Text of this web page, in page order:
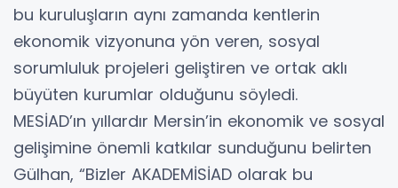
bu kuruluşların aynı zamanda kentlerin
ekonomik vizyonuna yön veren, sosyal
sorumluluk projeleri geliştiren ve ortak aklı
büyüten kurumlar olduğunu söyledi.
MESİAD’ın yıllardır Mersin’in ekonomik ve sosyal
gelişimine önemli katkılar sunduğunu belirten
Gülhan, “Bizler AKADEMİSİAD olarak bu